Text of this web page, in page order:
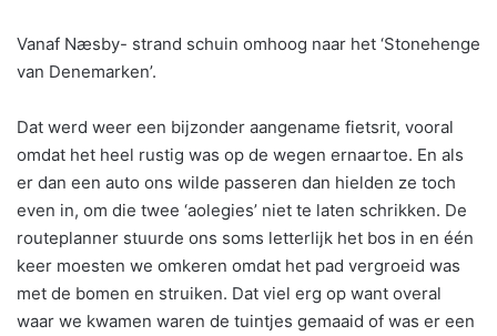
Vanaf Næsby- strand schuin omhoog naar het ‘Stonehenge
van Denemarken’.
Dat werd weer een bijzonder aangename fietsrit, vooral
omdat het heel rustig was op de wegen ernaartoe. En als
er dan een auto ons wilde passeren dan hielden ze toch
even in, om die twee ‘aolegies’ niet te laten schrikken. De
routeplanner stuurde ons soms letterlijk het bos in en één
keer moesten we omkeren omdat het pad vergroeid was
met de bomen en struiken. Dat viel erg op want overal
waar we kwamen waren de tuintjes gemaaid of was er een